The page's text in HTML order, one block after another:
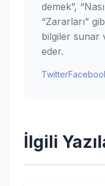
demek”,
“Zararları”
bilgiler sunar
eder.
Twitter
İlgili